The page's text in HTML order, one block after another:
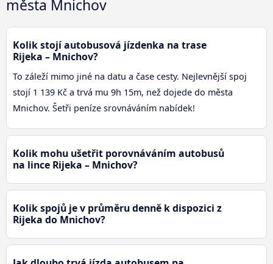
města Mnichov
Kolik stojí autobusová jízdenka na trase
Rijeka – Mnichov?
To záleží mimo jiné na datu a čase cesty. Nejlevnější spoj
stojí 1 139 Kč a trvá mu 9h 15m, než dojede do města
Mnichov. Šetři peníze srovnáváním nabídek!
Kolik mohu ušetřit porovnáváním autobusů
na lince Rijeka – Mnichov?
Kolik spojů je v průměru denně k dispozici z
Rijeka do Mnichov?